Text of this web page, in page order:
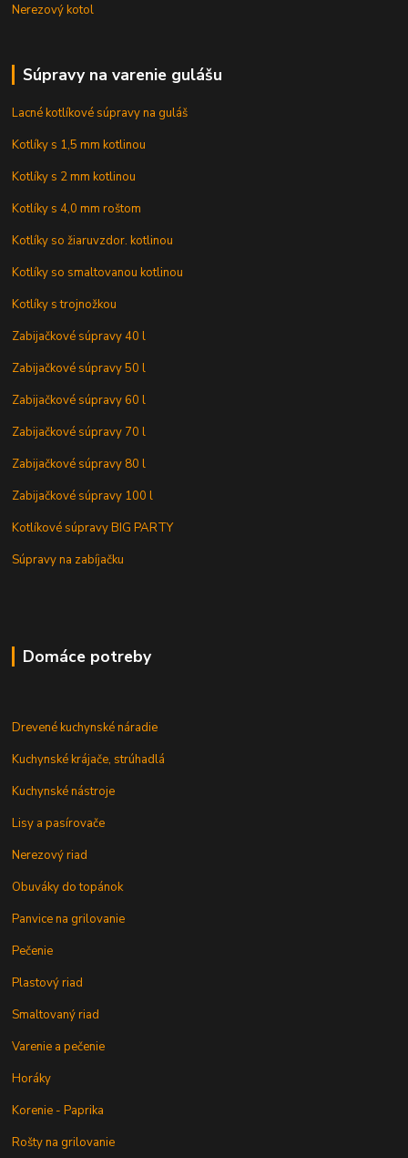
Nerezový kotol
Súpravy na varenie gulášu
Lacné kotlíkové súpravy na guláš
Kotlíky s 1,5 mm kotlinou
Kotlíky s 2 mm kotlinou
Kotlíky s 4,0 mm roštom
Kotlíky so žiaruvzdor. kotlinou
Kotlíky so smaltovanou kotlinou
Kotlíky s trojnožkou
Zabijačkové súpravy 40 l
Zabijačkové súpravy 50 l
Zabijačkové súpravy 60 l
Zabijačkové súpravy 70 l
Zabijačkové súpravy 80 l
Zabijačkové súpravy 100 l
Kotlíkové súpravy BIG PARTY
Súpravy na zabíjačku
Domáce potreby
Drevené kuchynské náradie
Kuchynské krájače, strúhadlá
Kuchynské nástroje
Lisy a pasírovače
Nerezový riad
Obuváky do topánok
Panvice na grilovanie
Pečenie
Plastový riad
Smaltovaný riad
Varenie a pečenie
Horáky
Korenie - Paprika
Rošty na grilovanie